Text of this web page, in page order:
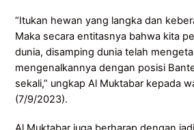
“Itukan hewan yang langka dan
Maka secara entitasnya bahwa kita
dunia, disamping dunia telah
mengenalkannya dengan posisi
sekali,” ungkap Al Muktabar kepada
(7/9/2023).